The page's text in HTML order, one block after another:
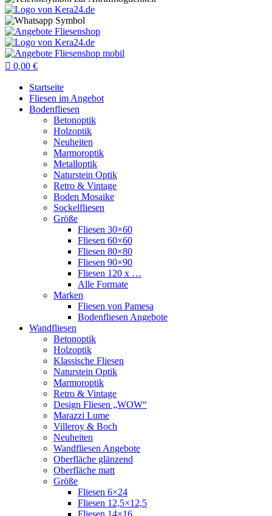
 0,00 €
Startseite
Fliesen im Angebot
Bodenfliesen
Betonoptik
Holzoptik
Neuheiten
Marmoroptik
Metalloptik
Naturstein Optik
Retro & Vintage
Boden Mosaike
Sockelfliesen
Größe
Fliesen 30×60
Fliesen 60×60
Fliesen 80×80
Fliesen 90×90
Fliesen 120 x …
Alle Formate
Marken
Fliesen von Pamesa
Bodenfliesen Angebote
Wandfliesen
Betonoptik
Holzoptik
Klassische Fliesen
Naturstein Optik
Marmoroptik
Retro & Vintage
Design Fliesen „WOW“
Marazzi Lume
Villeroy & Boch
Neuheiten
Wandfliesen Angebote
Oberfläche glänzend
Oberfläche matt
Größe
Fliesen 6×24
Fliesen 12,5×12,5
Fliesen 14×16